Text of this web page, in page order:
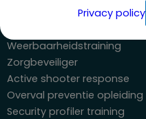
Weerbaarheidstraining
Zorgbeveiliger
Active shooter response
Overval preventie opleiding
Security profiler training
Privacy policy